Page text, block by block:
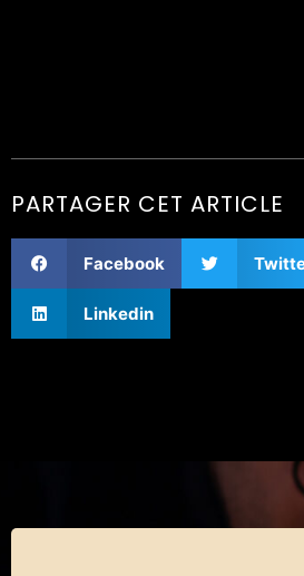
PARTAGER CET ARTICLE
Facebook
Linkedin